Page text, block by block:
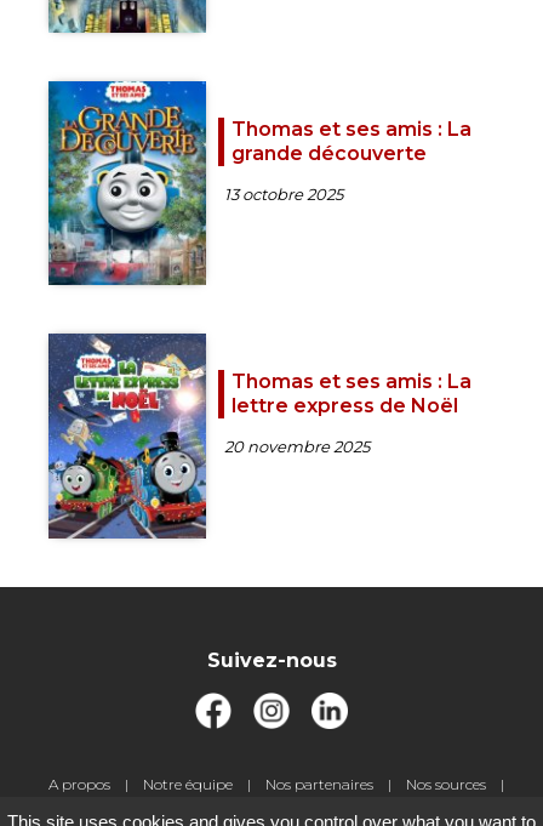
Thomas et ses amis : La
grande découverte
13 octobre 2025
Thomas et ses amis : La
lettre express de Noël
20 novembre 2025
Suivez-nous
PiedA propos Notre équipe Nos partenaires
Nos sources
Livre d'or
Jeux-concours Contact Gestion des cookies
This site uses cookies and gives you control over what you want to